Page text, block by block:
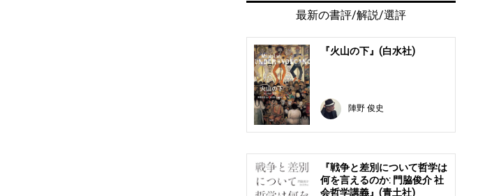
最新の書評/解説/選評
『火山の下』(白水社)
陣野 俊史
『戦争と差別について哲学は
何を言えるのか: 門脇俊介 社
会哲学講義』(青土社)